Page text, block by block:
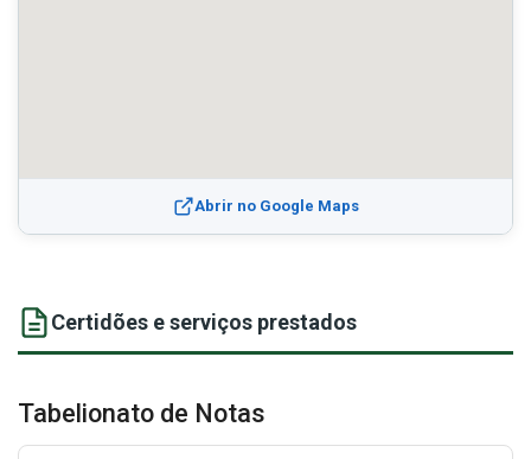
Abrir no Google Maps
Certidões e serviços prestados
Tabelionato de Notas